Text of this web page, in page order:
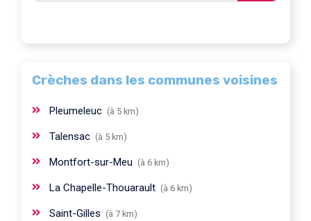
Crèches dans les communes voisines
Pleumeleuc (à 5 km)
Talensac (à 5 km)
Montfort-sur-Meu (à 6 km)
La Chapelle-Thouarault (à 6 km)
Saint-Gilles (à 7 km)